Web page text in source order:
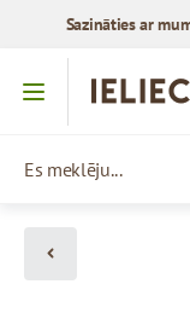
Sazināties ar
Iet uz saturu